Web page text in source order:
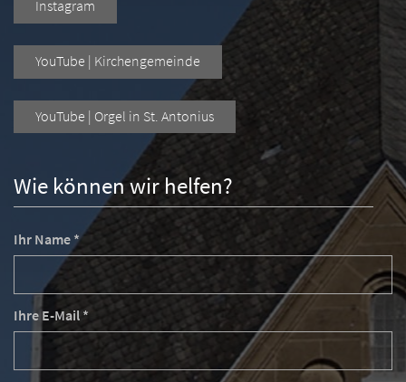
Wie können wir helfen?
Ihr Name *
Ihre E-Mail *
Instagram
YouTube | Kirchengemeinde
YouTube | Orgel in St. Antonius